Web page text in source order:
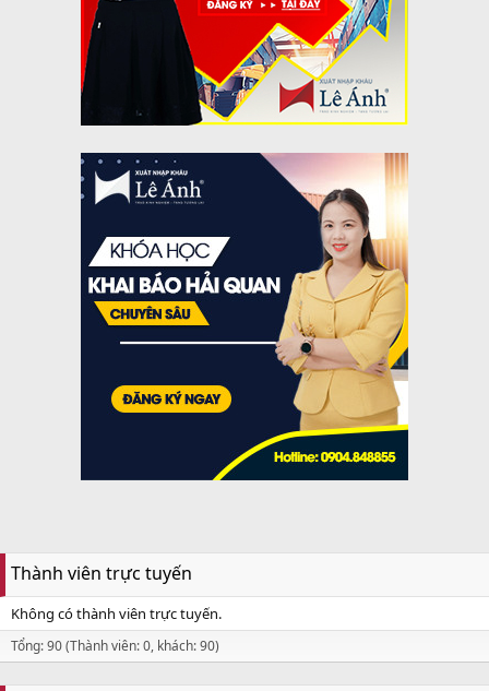
Thành viên trực tuyến
Không có thành viên trực tuyến.
Tổng: 90 (Thành viên: 0, khách: 90)